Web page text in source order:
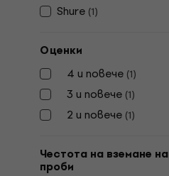
Shure (1)
Оценки
4 и повече (1)
3 и повече (1)
2 и повече (1)
Честота на вземане на
проби